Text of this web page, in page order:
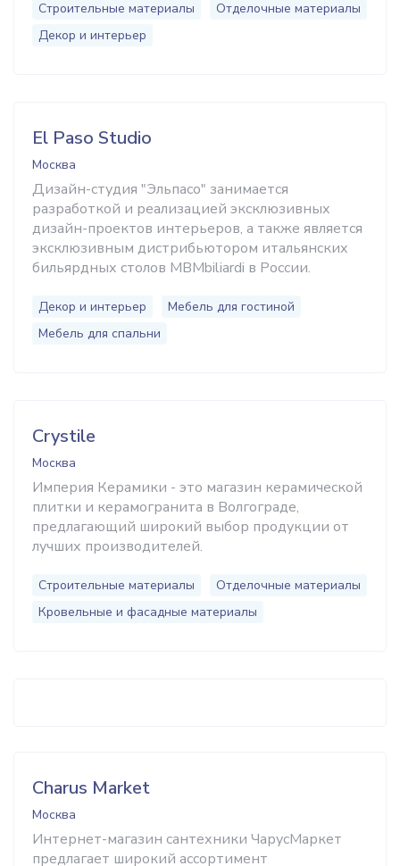
Строительные материалы
Отделочные материалы
Декор и интерьер
El Paso Studio
Москва
Дизайн-студия "Эльпасо" занимается
разработкой и реализацией эксклюзивных
дизайн-проектов интерьеров, а также является
эксклюзивным дистрибьютором итальянских
бильярдных столов MBMbiliardi в России.
Декор и интерьер
Мебель для гостиной
Мебель для спальни
Crystile
Москва
Империя Керамики - это магазин керамической
плитки и керамогранита в Волгограде,
предлагающий широкий выбор продукции от
лучших производителей.
Строительные материалы
Отделочные материалы
Кровельные и фасадные материалы
Charus Market
Москва
Интернет-магазин сантехники ЧарусМаркет
предлагает широкий ассортимент